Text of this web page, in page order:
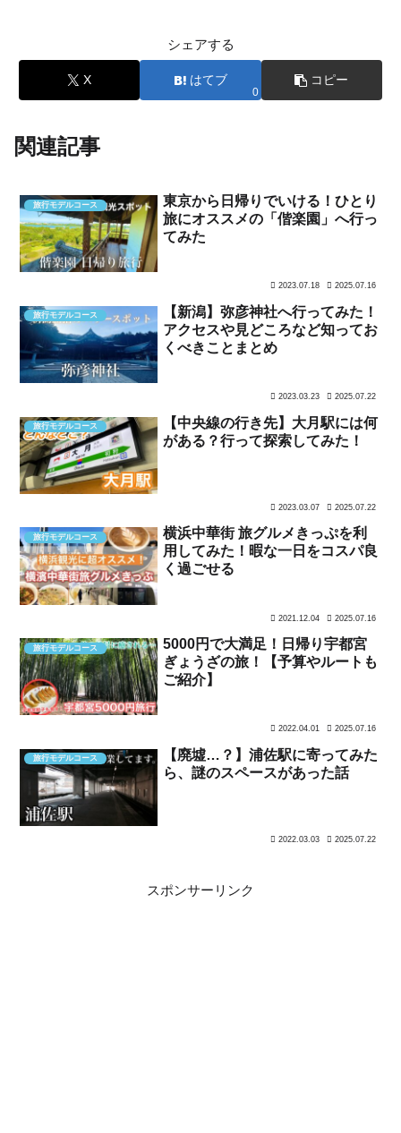
シェアする
X はてブ
0
コピー
関連記事
旅行モデルコース
東京から日帰りでいける！ひとり
旅にオススメの「偕楽園」へ行っ
てみた
2023.07.18 2025.07.16
旅行モデルコース
【新潟】弥彦神社へ行ってみた！
アクセスや見どころなど知ってお
くべきことまとめ
2023.03.23 2025.07.22
旅行モデルコース
【中央線の行き先】大月駅には何
がある？行って探索してみた！
2023.03.07 2025.07.22
旅行モデルコース
横浜中華街 旅グルメきっぷを利
用してみた！暇な一日をコスパ良
く過ごせる
2021.12.04 2025.07.16
旅行モデルコース
5000円で大満足！日帰り宇都宮
ぎょうざの旅！【予算やルートも
ご紹介】
2022.04.01 2025.07.16
旅行モデルコース
【廃墟…？】浦佐駅に寄ってみた
ら、謎のスペースがあった話
2022.03.03 2025.07.22
スポンサーリンク